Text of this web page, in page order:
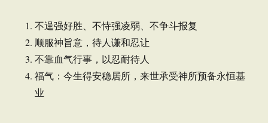
不逞强好胜、不恃强凌弱、不争斗报复
顺服神旨意，待人谦和忍让
不靠血气行事，以忍耐待人
福气：今生得安稳居所，来世承受神所预备永恒基
业